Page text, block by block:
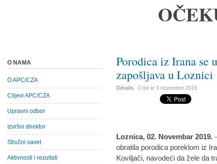
Porodica iz Irana se
zapošljava u Loznici
Détails Créé le3 novembre 2019
Loznica, 02. Novembar 2019.
obratila porodica poreklom iz
Koviljači, navodeći da žele da
O NAMA
O APC/CZA
Ciljevi APC/CZA
Upravni odbor
Izvršni direktor
Stručni savet
Aktivnosti i rezultati